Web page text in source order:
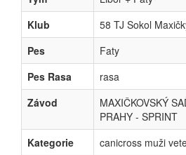
Klub
58 TJ Sokol
Pes
Faty
Pes Rasa
rasa
Závod
MAXIČKOVSKÝ
PRAHY - SPRINT
Kategorie
canicross muži